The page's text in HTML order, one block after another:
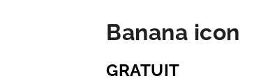
Banana icon
GRATUIT